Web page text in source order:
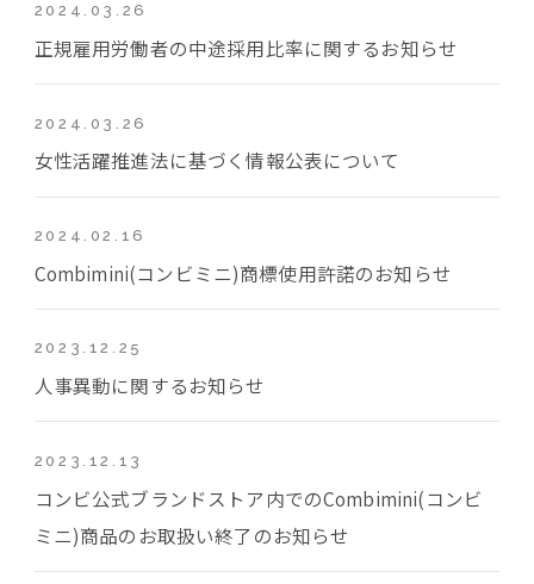
2024.03.26
正規雇用労働者の中途採用比率に関するお知らせ
2024.03.26
女性活躍推進法に基づく情報公表について
2024.02.16
Combimini(コンビミニ)商標使用許諾のお知らせ
2023.12.25
人事異動に関するお知らせ
2023.12.13
コンビ公式ブランドストア内でのCombimini(コンビ
ミニ)商品のお取扱い終了のお知らせ